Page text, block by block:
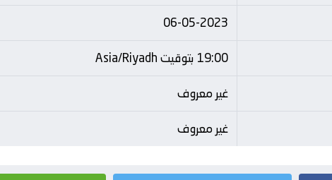
06-05-2023
19:00 بتوقيت Asia/Riyadh
غير معروف
غير معروف